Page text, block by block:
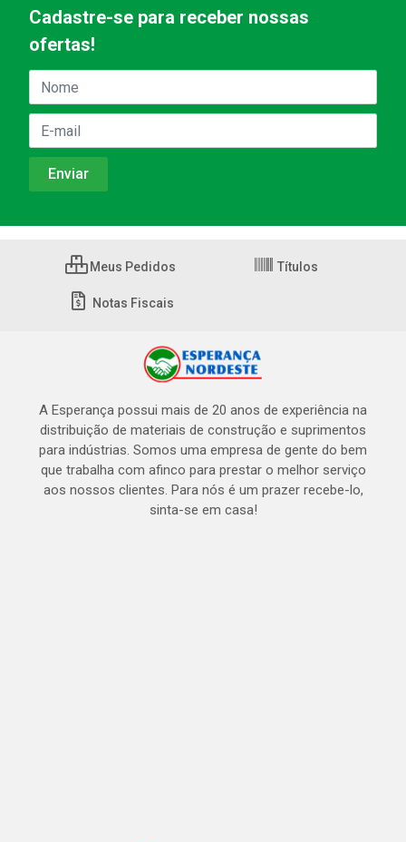
Cadastre-se para receber nossas
ofertas!
Meus Pedidos Títulos
Notas Fiscais
A Esperança possui mais de 20 anos de experiência na
distribuição de materiais de construção e suprimentos
para indústrias. Somos uma empresa de gente do bem
que trabalha com afinco para prestar o melhor serviço
aos nossos clientes. Para nós é um prazer recebe-lo,
sinta-se em casa!